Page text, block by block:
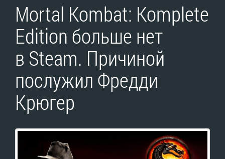
Mortal Kombat: Komplete
Edition больше нет
в Steam. Причиной
послужил Фредди
Крюгер